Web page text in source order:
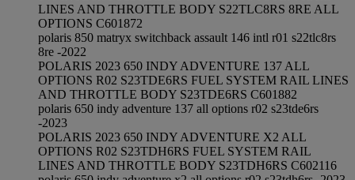
LINES AND THROTTLE BODY S22TLC8RS 8RE ALL
OPTIONS C601872
polaris 850 matryx switchback assault 146 intl r01 s22tlc8rs
8re -2022
POLARIS 2023 650 INDY ADVENTURE 137 ALL
OPTIONS R02 S23TDE6RS FUEL SYSTEM RAIL LINES
AND THROTTLE BODY S23TDE6RS C601882
polaris 650 indy adventure 137 all options r02 s23tde6rs
-2023
POLARIS 2023 650 INDY ADVENTURE X2 ALL
OPTIONS R02 S23TDH6RS FUEL SYSTEM RAIL
LINES AND THROTTLE BODY S23TDH6RS C602116